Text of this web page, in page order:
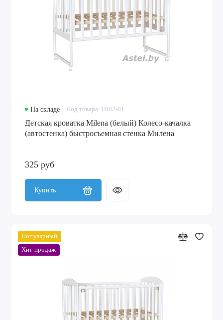
На складе Код товара: F002-01
Детская кроватка Milena (белый) Колесо-качалка
(автостенка) быстросъемная стенка Милена
325 руб
Купить
Популярный
Хит продаж